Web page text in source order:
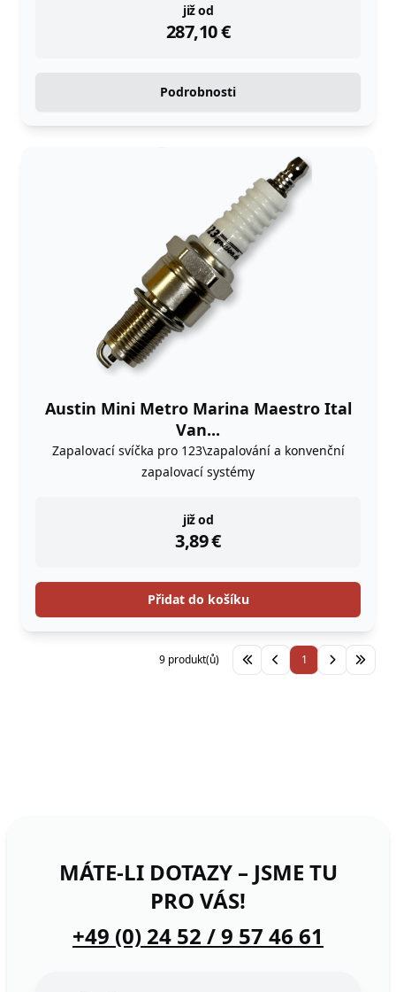
již od
287,10€
instock
Podrobnosti
Austin Mini Metro Marina Maestro Ital
Van...
Zapalovací svíčka pro 123\zapalování a konvenční
zapalovací systémy
již od
3,89€
instock
Přidat do košíku
1
9 produkt(ů)
MÁTE-LI DOTAZY – JSME TU
PRO VÁS!
+49 (0) 24 52 / 9 57 46 61